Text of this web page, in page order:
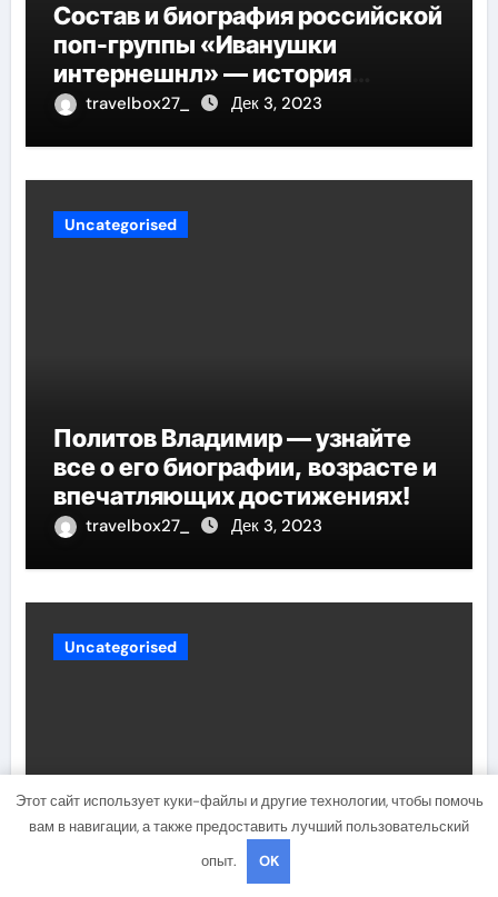
Состав и биография российской
поп-группы «Иванушки
интернешнл» — история
успеха, музыка и судьбы
travelbox27_ Дек 3, 2023
Uncategorised
Политов Владимир — узнайте
все о его биографии, возрасте и
впечатляющих достижениях!
travelbox27_ Дек 3, 2023
Uncategorised
Биография Руби Роуз —
успешная музыкальная
Этот сайт использует куки-файлы и другие технологии, чтобы помочь
вам в навигации, а также предоставить лучший пользовательский
опыт.
OK